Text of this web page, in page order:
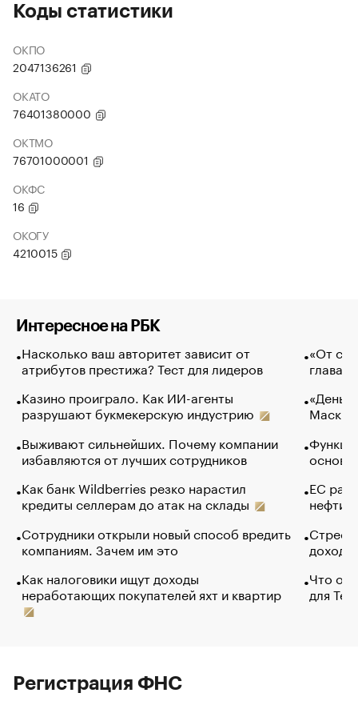
Коды статистики
ОКПО
2047136261
ОКАТО
76401380000
ОКТМО
76701000001
ОКФС
16
ОКОГУ
4210015
Интересное на РБК
Насколько ваш авторитет зависит от
атрибутов престижа? Тест для лидеров
Казино проиграло. Как ИИ-агенты
разрушают букмекерскую индустрию
Выживают сильнейших. Почему компании
избавляются от лучших сотрудников
Как банк Wildberries резко нарастил
кредиты селлерам до атак на склады
Сотрудники открыли новый способ вредить
компаниям. Зачем им это
Как налоговики ищут доходы
неработающих покупателей яхт и квартир
«От
глава
Маск в
основ
ЕС
нефти
Что
для
Регистрация ФНС